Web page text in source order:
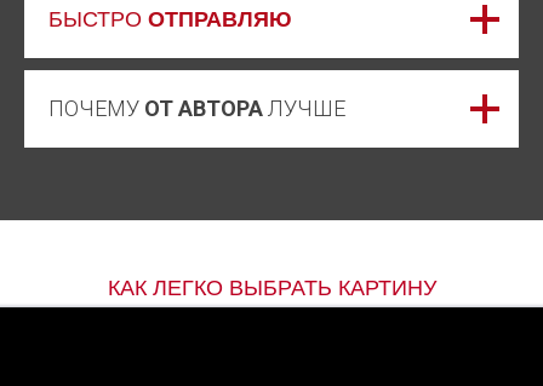
БЫСТРО ОТПРАВЛЯЮ
ПОЧЕМУ ОТ АВТОРАЛУЧШЕ
КАК ЛЕГКО ВЫБРАТЬ КАРТИНУ